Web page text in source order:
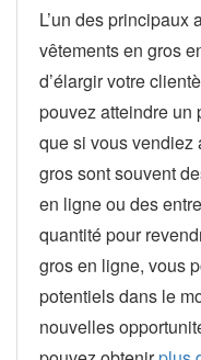
L’un des principaux
vêtements en gros
d’élargir votre
pouvez atteindre un
que si vous vendiez
gros sont souvent
en ligne ou des
quantité pour
gros en ligne, vous
potentiels dans le
nouvelles